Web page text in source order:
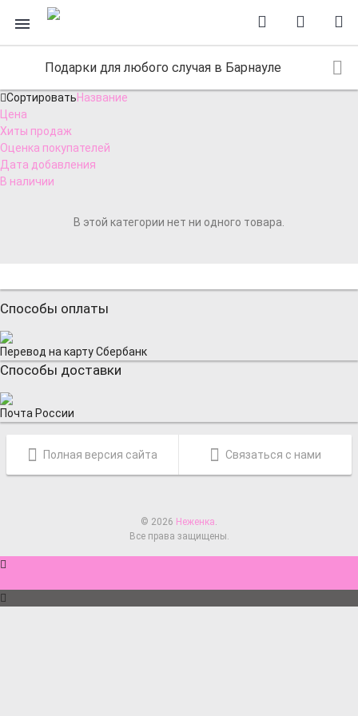
Подарки для любого случая в Барнауле
СортироватьНазвание
Цена
Хиты продаж
Оценка покупателей
Дата добавления
В наличии
В этой категории нет ни одного товара.
Способы оплаты
Перевод на карту Сбербанк
Способы доставки
Почта России
Полная версия сайта Связаться с нами
© 2026 Неженка.
Все права защищены.